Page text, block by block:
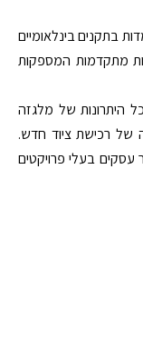
בתקנים בינלאומיים
מתקדמות המספקות
היתרונות של מלגזה
של רכישת ציוד חדש.
עסקים בעלי פרויקטים